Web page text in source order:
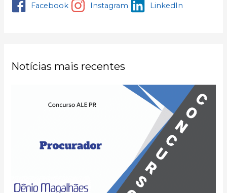
Facebook Instagram LinkedIn
Notícias mais recentes